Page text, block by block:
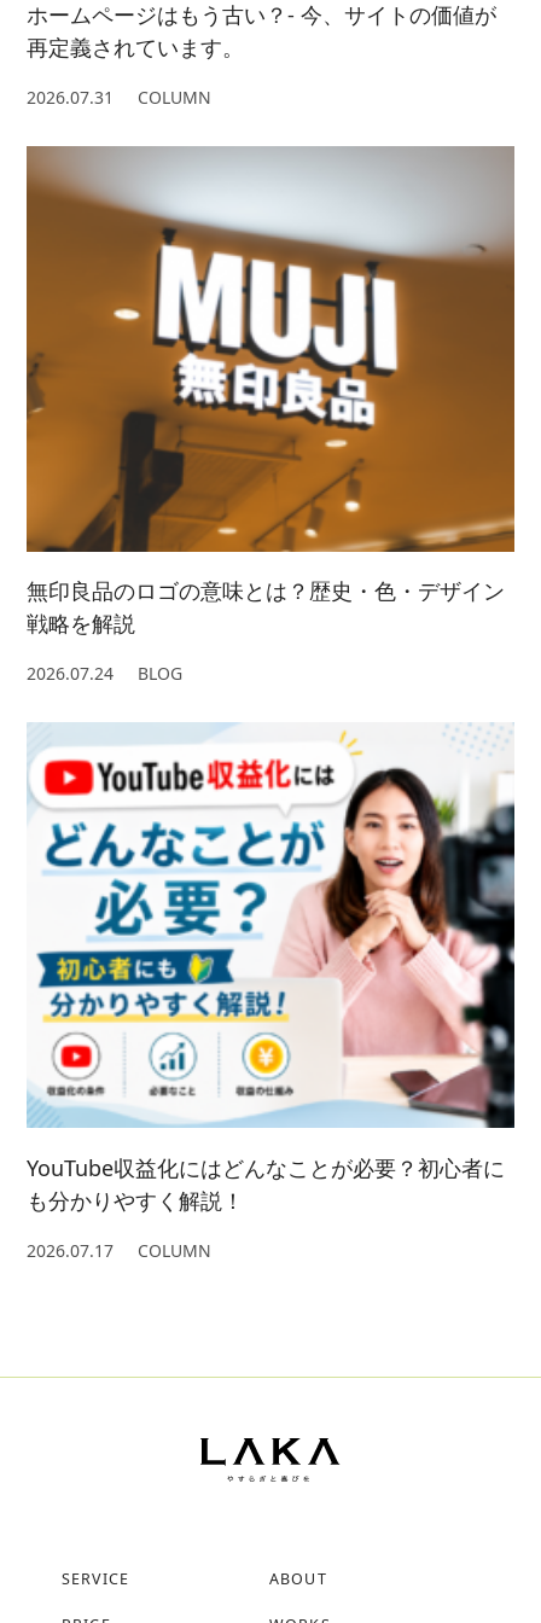
ホームページはもう古い？- 今、サイトの価値が
再定義されています。
2026.07.31 COLUMN
無印良品のロゴの意味とは？歴史・色・デザイン
戦略を解説
2026.07.24 BLOG
YouTube収益化にはどんなことが必要？初心者に
も分かりやすく解説！
2026.07.17 COLUMN
SERVICE ABOUT